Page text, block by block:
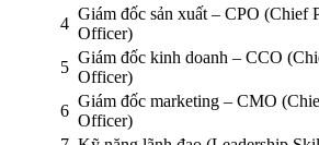
4
Giám đốc sản xuất – CPO (Chief
Officer)
5
Giám đốc kinh doanh – CCO
Officer)
6
Giám đốc marketing – CMO
Officer)